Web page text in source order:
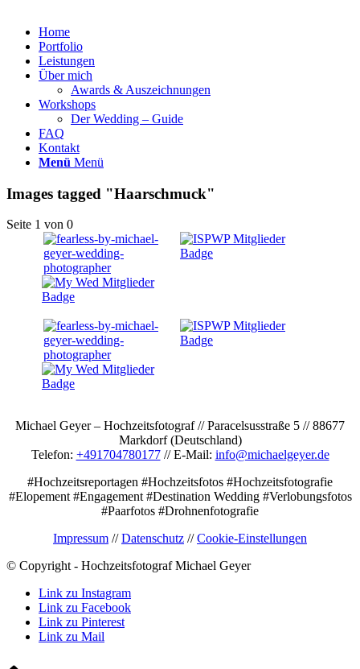
Home
Portfolio
Leistungen
Über mich
Awards & Auszeichnungen
Workshops
Der Wedding – Guide
FAQ
Kontakt
Menü Menü
Images tagged "Haarschmuck"
Seite 1 von 0
Michael Geyer – Hochzeitsfotograf // Paracelsusstraße 5 // 88677
Markdorf (Deutschland)
Telefon: +491704780177// E-Mail: info@michaelgeyer.de
#Hochzeitsreportagen #Hochzeitsfotos #Hochzeitsfotografie
#Elopement #Engagement #Destination Wedding #Verlobungsfotos
#Paarfotos #Drohnenfotografie
Impressum //Datenschutz //Cookie-Einstellungen
© Copyright - Hochzeitsfotograf Michael Geyer
Link zu Instagram
Link zu Facebook
Link zu Pinterest
Link zu Mail